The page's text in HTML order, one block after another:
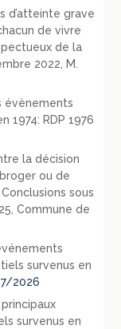
d’atteinte grave
de vivre
de la
2022, M.
évènements
1974: RDP 1976
la décision
ou de
sous
Commune de
survenus en
2026
survenus en